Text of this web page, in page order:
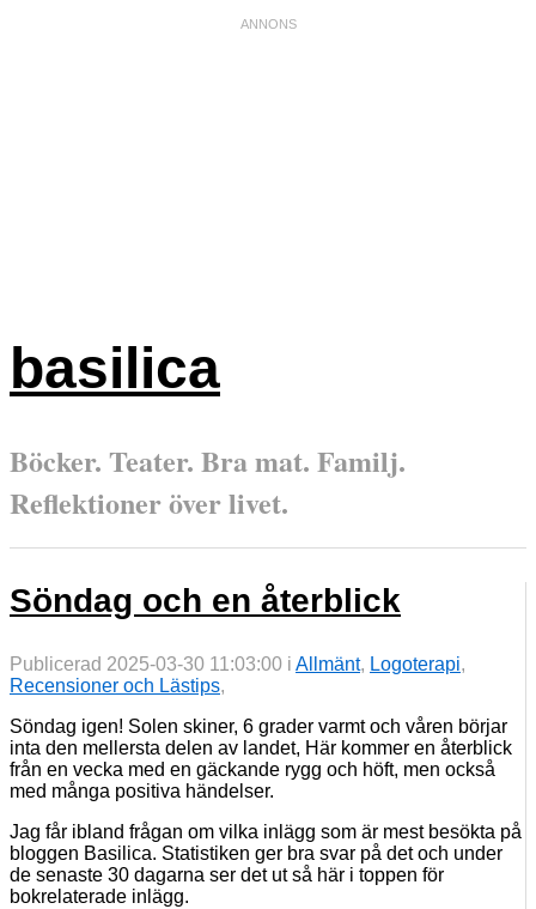
basilica
Böcker. Teater. Bra mat. Familj.
Reflektioner över livet.
Söndag och en återblick
Publicerad 2025-03-30 11:03:00 i Allmänt, Logoterapi,
Recensioner och Lästips,
Söndag igen! Solen skiner, 6 grader varmt och våren börjar
inta den mellersta delen av landet, Här kommer en återblick
från en vecka med en gäckande rygg och höft, men också
med många positiva händelser.
Jag får ibland frågan om vilka inlägg som är mest besökta på
bloggen Basilica. Statistiken ger bra svar på det och under
de senaste 30 dagarna ser det ut så här i toppen för
bokrelaterade inlägg.